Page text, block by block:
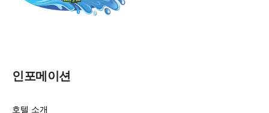
인포메이션
호텔 소개